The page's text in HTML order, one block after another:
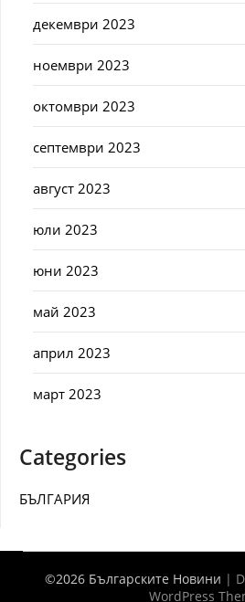
декември 2023
ноември 2023
октомври 2023
септември 2023
август 2023
юли 2023
юни 2023
май 2023
април 2023
март 2023
Categories
БЪЛГАРИЯ
©2026 Българските Новини |
WordPress